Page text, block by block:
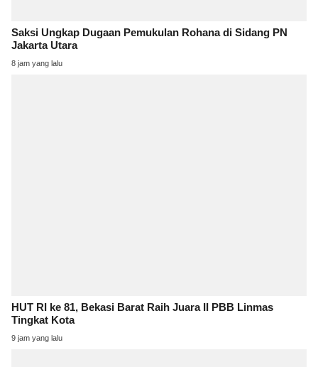
Saksi Ungkap Dugaan Pemukulan Rohana di Sidang PN
Jakarta Utara
8 jam yang lalu
HUT RI ke 81, Bekasi Barat Raih Juara II PBB Linmas
Tingkat Kota
9 jam yang lalu